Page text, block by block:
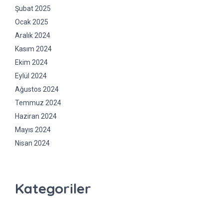
Şubat 2025
Ocak 2025
Aralık 2024
Kasım 2024
Ekim 2024
Eylül 2024
Ağustos 2024
Temmuz 2024
Haziran 2024
Mayıs 2024
Nisan 2024
Kategoriler